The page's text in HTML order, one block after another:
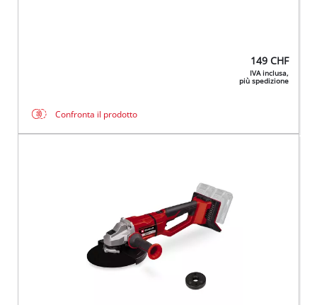
149 CHF
IVA inclusa,
più spedizione
Confronta il prodotto